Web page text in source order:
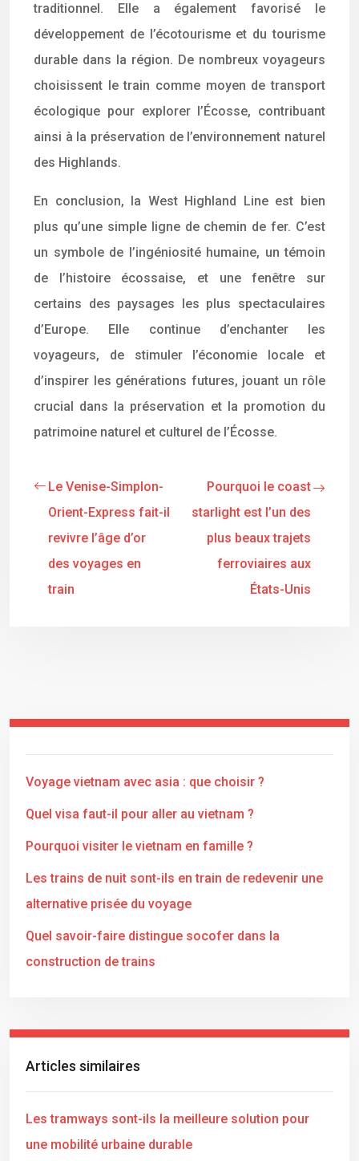
traditionnel. Elle a également favorisé le
développement de l’écotourisme et du tourisme
durable dans la région. De nombreux voyageurs
choisissent le train comme moyen de transport
écologique pour explorer l’Écosse, contribuant
ainsi à la préservation de l’environnement naturel
des Highlands.
En conclusion, la West Highland Line est bien
plus qu’une simple ligne de chemin de fer. C’est
un symbole de l’ingéniosité humaine, un témoin
de l’histoire écossaise, et une fenêtre sur
certains des paysages les plus spectaculaires
d’Europe. Elle continue d’enchanter les
voyageurs, de stimuler l’économie locale et
d’inspirer les générations futures, jouant un rôle
crucial dans la préservation et la promotion du
patrimoine naturel et culturel de l’Écosse.
Le Venise-Simplon-
Orient-Express fait-il
revivre l’âge d’or
des voyages en
train
Pourquoi le coast
starlight est l’un des
plus beaux trajets
ferroviaires aux
États-Unis
Voyage vietnam avec asia : que choisir ?
Quel visa faut-il pour aller au vietnam ?
Pourquoi visiter le vietnam en famille ?
Les trains de nuit sont-ils en train de redevenir une
alternative prisée du voyage
Quel savoir-faire distingue socofer dans la
construction de trains
Articles similaires
Les tramways sont-ils la meilleure solution pour
une mobilité urbaine durable